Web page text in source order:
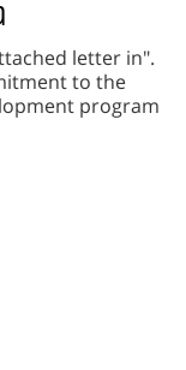
letter in
to the
program".